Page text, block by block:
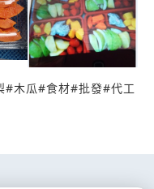
#木瓜#食材#批發#代工